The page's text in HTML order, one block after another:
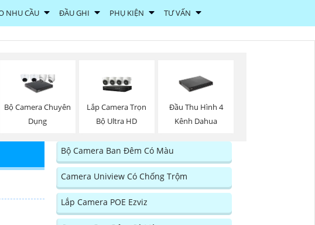
NHU CẦU ĐẦU GHI PHỤ KIỆN TƯ VẤN
Bộ Camera Chuyên
Dụng
Lắp Camera Trọn
Bộ Ultra HD
Đầu Thu Hình 4
Kênh Dahua
Bộ Camera Ban Đêm Có Màu
Camera Uniview Có Chống Trộm
Lắp Camera POE Ezviz